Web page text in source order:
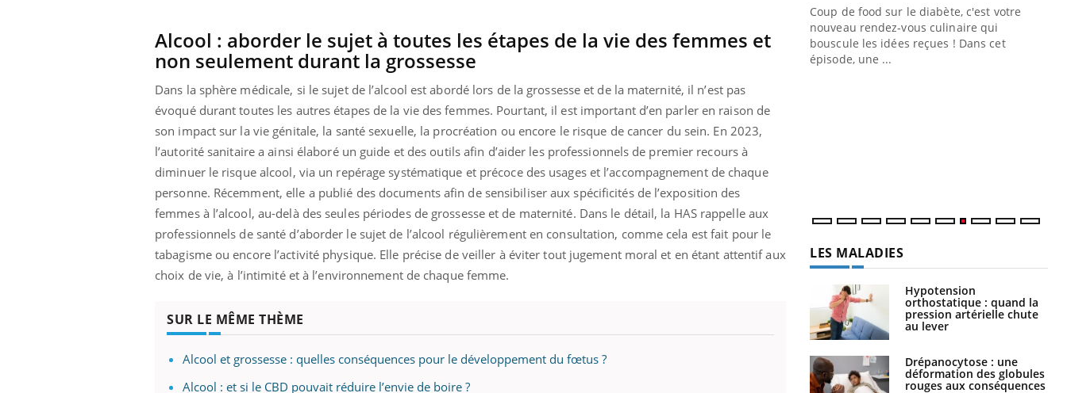
Alcool : aborder le sujet à toutes les étapes de la vie des femmes et
non seulement durant la grossesse
Dans la sphère médicale, si le sujet de l’alcool est abordé lors de la grossesse et de la maternité, il n’est pas
évoqué durant toutes les autres étapes de la vie des femmes. Pourtant, il est important d’en parler en raison de
son impact sur la vie génitale, la santé sexuelle, la procréation ou encore le risque de cancer du sein. En 2023,
l’autorité sanitaire a ainsi élaboré un guide et des outils afin d’aider les professionnels de premier recours à
diminuer le risque alcool, via un repérage systématique et précoce des usages et l’accompagnement de chaque
personne. Récemment, elle a publié des documents afin de sensibiliser aux spécificités de l’exposition des
femmes à l’alcool, au-delà des seules périodes de grossesse et de maternité. Dans le détail, la HAS rappelle aux
professionnels de santé d’aborder le sujet de l’alcool régulièrement en consultation, comme cela est fait pour le
tabagisme ou encore l’activité physique. Elle précise de veiller à éviter tout jugement moral et en étant attentif aux
choix de vie, à l’intimité et à l’environnement de chaque femme.
SUR LE MÊME THÈME
Alcool et grossesse : quelles conséquences pour le développement du fœtus ?
Alcool : et si le CBD pouvait réduire l’envie de boire ?
rythme de vie ! Vacances, plage, piscine,
soleil, activités en plein air… Nos mains
diabète, c'est une période de questions, de
défis, mais ...
Un établissement lié à un groupe
numérique » permet ...
Coup de food sur le diabète, c'est votre
nouveau rendez-vous culinaire qui
bouscule les idées reçues ! Dans cet
épisode, une ...
LES MALADIES
Hypotension
orthostatique : quand la
pression artérielle chute
au lever
Drépanocytose : une
déformation des globules
rouges aux conséquences